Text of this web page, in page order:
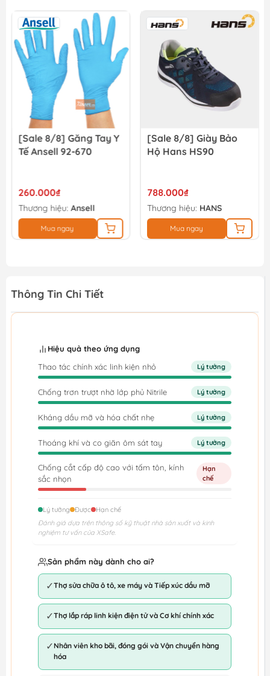
Giày bảo hộ Total TSP202SB.40
385.000₫ 450.000₫
[Sale 8/8] Găng Tay Y
Tế Ansell 92-670
260.000₫
Thương hiệu: Ansell
Mua ngay
[Sale 8/8] Giày Bảo
Hộ Hans HS90
788.000₫
Thương hiệu: HANS
Mua ngay
Thông Tin Chi Tiết
Hiệu quả theo ứng dụng
Thao tác chính xác linh kiện nhỏ
Lý tưởng
Chống trơn trượt nhờ lớp phủ Nitrile Lý tưởng
Kháng dầu mỡ và hóa chất nhẹ Lý tưởng
Thoáng khí và co giãn ôm sát tay Lý tưởng
Chống cắt cấp độ cao với tấm tôn, kính
sắc nhọn
Hạn
chế
Lý tưởng Được
Hạn chế
Đánh giá dựa trên thông số kỹ thuật nhà sản xuất và kinh
nghiệm tư vấn của XSafe.
Sản phẩm này dành cho ai?
✓Thợ sửa chữa ô tô, xe máy và Tiếp xúc dầu mỡ
✓Thợ lắp ráp linh kiện điện tử và Cơ khí chính xác
✓ Nhân viên kho bãi, đóng gói và Vận chuyển hàng
hóa